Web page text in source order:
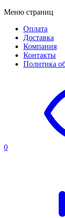
Меню страниц
Оплата
Доставка
Компания
Контакты
Политика
0